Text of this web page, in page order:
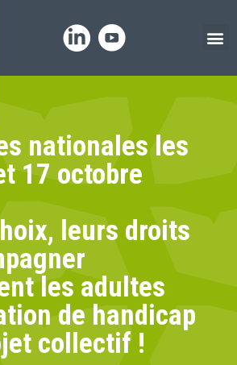
nationales les
17 octobre
leurs droits
les adultes
de handicap
collectif !
cookies